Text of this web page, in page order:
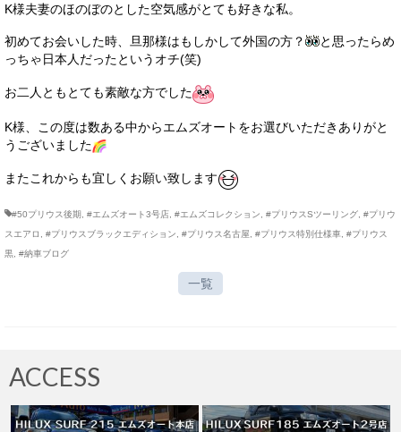
K様夫妻のほのぼのとした空気感がとても好きな私。
初めてお会いした時、旦那様はもしかして外国の方？
と思ったらめ
っちゃ日本人だったというオチ(笑)
お二人ともとても素敵な方でした
K様、この度は数ある中からエムズオートをお選びいただきありがと
うございました
またこれからも宜しくお願い致します
#50プリウス後期 #エムズオート3号店 #エムズコレクション #プリウスSツーリング #プリウ
スエアロ
#プリウスブラックエディション #プリウス名古屋 #プリウス特別仕様車
#プリウス
黒 #納車ブログ
一覧
ACCESS